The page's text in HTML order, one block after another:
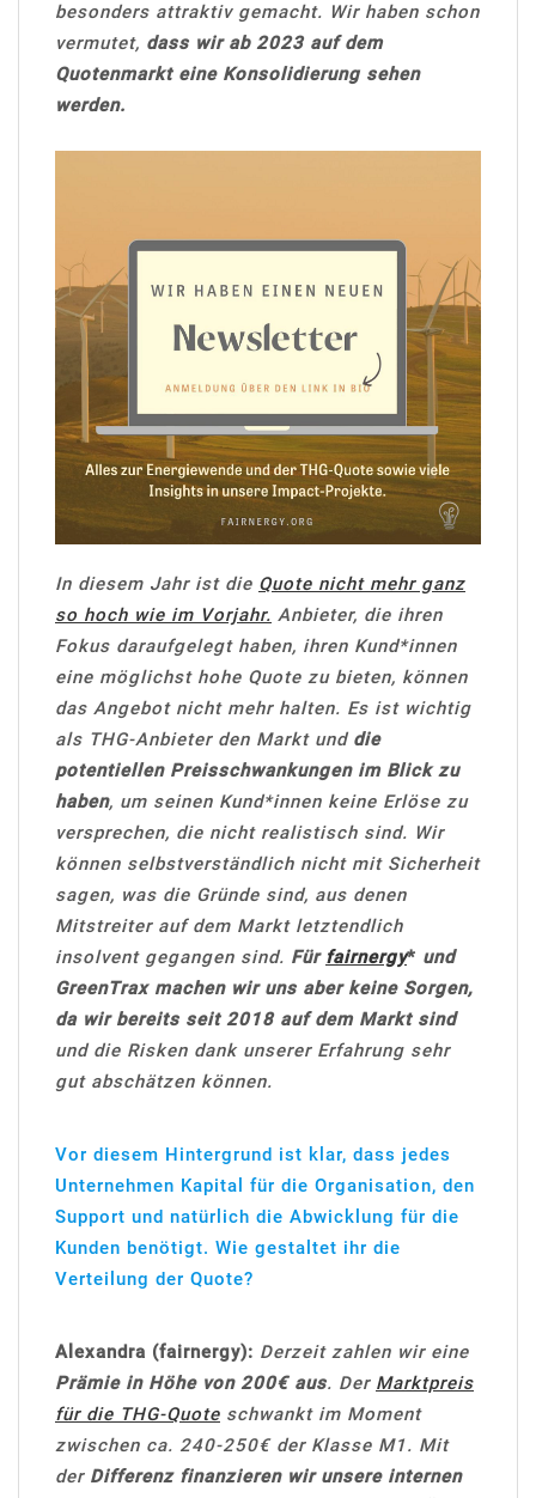
besonders attraktiv gemacht. Wir haben schon
vermutet, dass wir ab 2023 auf dem
Quotenmarkt eine Konsolidierung sehen
werden.
In diesem Jahr ist die Quote nicht mehr ganz
so hoch wie im Vorjahr. Anbieter, die ihren
Fokus daraufgelegt haben, ihren Kund*innen
eine möglichst hohe Quote zu bieten, können
das Angebot nicht mehr halten. Es ist wichtig
als THG-Anbieter den Markt und die
potentiellen Preisschwankungen im Blick zu
haben, um seinen Kund*innen keine Erlöse zu
versprechen, die nicht realistisch sind. Wir
können selbstverständlich nicht mit Sicherheit
sagen, was die Gründe sind, aus denen
Mitstreiter auf dem Markt letztendlich
insolvent gegangen sind. Für fairnergy* und
GreenTrax machen wir uns aber keine Sorgen,
da wir bereits seit 2018 auf dem Markt sind
und die Risken dank unserer Erfahrung sehr
gut abschätzen können.
Vor diesem Hintergrund ist klar, dass jedes
Unternehmen Kapital für die Organisation, den
Support und natürlich die Abwicklung für die
Kunden benötigt. Wie gestaltet ihr die
Verteilung der Quote?
Alexandra (fairnergy): Derzeit zahlen wir eine
Prämie in Höhe von 200€ aus. Der Marktpreis
für die THG-Quote schwankt im Moment
zwischen ca. 240-250€ der Klasse M1. Mit
der Differenz finanzieren wir unsere internen